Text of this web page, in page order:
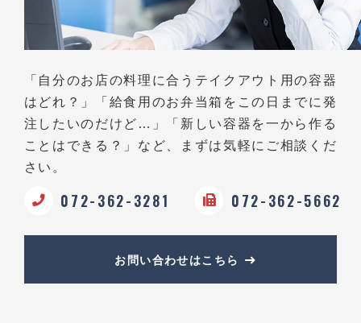
「自分のお店の料理に合うテイクアウト用の容器
はどれ？」
「給食用のお弁当箱をこの日までに発
注したいのだけど…」
「新しい容器を一から作る
ことはできる？」など、
まずは気軽にご相談くだ
さい。
072-362-3281 072-362-5662
お問い合わせはこちら